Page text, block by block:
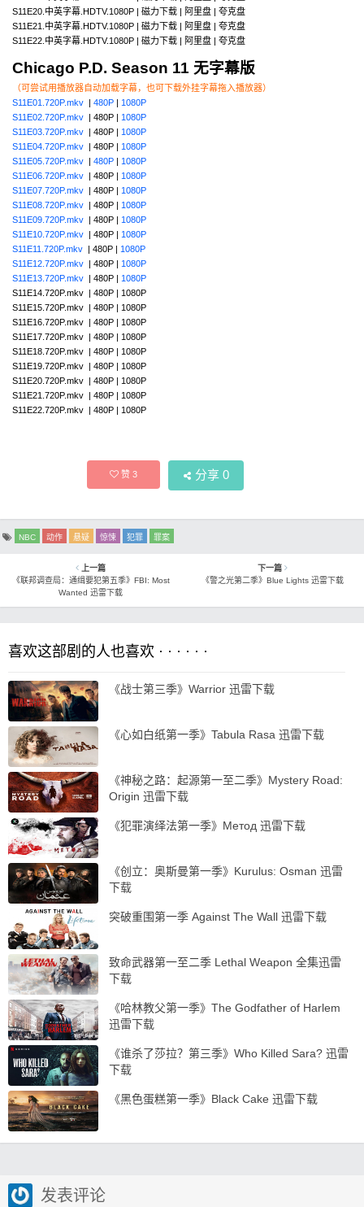
S11E20.中英字幕.HDTV.1080P | 磁力下载 | 阿里盘 | 夸克盘
S11E21.中英字幕.HDTV.1080P | 磁力下载 | 阿里盘 | 夸克盘
S11E22.中英字幕.HDTV.1080P | 磁力下载 | 阿里盘 | 夸克盘
Chicago P.D. Season 11 无字幕版
（可尝试用播放器自动加载字幕，也可下载外挂字幕拖入播放器）
S11E01.720P.mkv | 480P | 1080P
S11E02.720P.mkv | 480P | 1080P
S11E03.720P.mkv | 480P | 1080P
S11E04.720P.mkv | 480P | 1080P
S11E05.720P.mkv | 480P | 1080P
S11E06.720P.mkv | 480P | 1080P
S11E07.720P.mkv | 480P | 1080P
S11E08.720P.mkv | 480P | 1080P
S11E09.720P.mkv | 480P | 1080P
S11E10.720P.mkv | 480P | 1080P
S11E11.720P.mkv | 480P | 1080P
S11E12.720P.mkv | 480P | 1080P
S11E13.720P.mkv | 480P | 1080P
S11E14.720P.mkv | 480P | 1080P
S11E15.720P.mkv | 480P | 1080P
S11E16.720P.mkv | 480P | 1080P
S11E17.720P.mkv | 480P | 1080P
S11E18.720P.mkv | 480P | 1080P
S11E19.720P.mkv | 480P | 1080P
S11E20.720P.mkv | 480P | 1080P
S11E21.720P.mkv | 480P | 1080P
S11E22.720P.mkv | 480P | 1080P
赞3 分享 0
NBC 动作 悬疑 惊悚 犯罪 罪案
上一篇
《联邦调查局：通缉要犯第五季》FBI: Most
Wanted 迅雷下载
下一篇
《警之光第二季》Blue Lights 迅雷下载
喜欢这部剧的人也喜欢 · · · · · ·
《战士第三季》Warrior 迅雷下载
《心如白纸第一季》Tabula Rasa 迅雷下载
《神秘之路：起源第一至二季》Mystery Road:
Origin 迅雷下载
《犯罪演绎法第一季》Метод 迅雷下载
《创立：奥斯曼第一季》Kurulus: Osman 迅雷
下载
突破重围第一季 Against The Wall 迅雷下载
致命武器第一至二季 Lethal Weapon 全集迅雷
下载
《哈林教父第一季》The Godfather of Harlem
迅雷下载
《谁杀了莎拉？第三季》Who Killed Sara? 迅雷
下载
《黑色蛋糕第一季》Black Cake 迅雷下载
发表评论